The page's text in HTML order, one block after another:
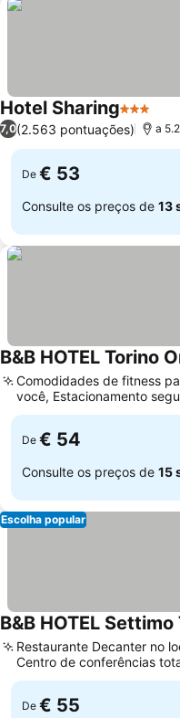
Hotel Sharing3 Estrelas
7,0(2.563 pontuações) a
De € 53
Consulte os preços de 13
B&B HOTEL Torino
Comodidades de fitness
você, Estacionamento
local
De € 54
Consulte os preços de 15
Escolha popular
B&B HOTEL
Restaurante Decanter no
Centro de conferências
equipado
De € 55